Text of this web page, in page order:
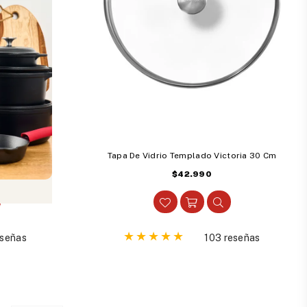
20 Cm Tapa De Vidrio Templado Victoria 30 Cm
Precio
$42.990
103 reseñas